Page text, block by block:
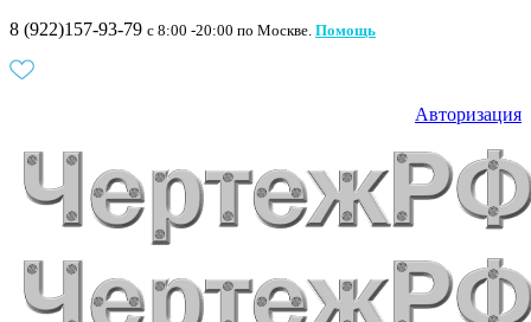
8 (922)157-93-79 c 8:00 -20:00 по Москве. Помощь
Авторизация